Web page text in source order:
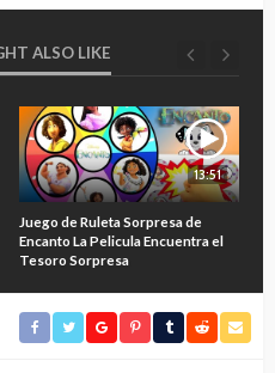
ALSO LIKE
13:51
Juego de Ruleta Sorpresa de
Encanto La Pelicula Encuentra el
Tesoro Sorpresa